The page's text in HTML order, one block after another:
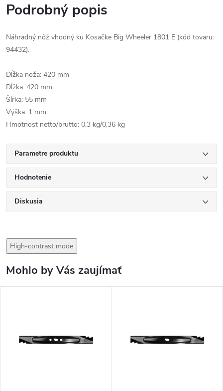
Podrobný popis
Náhradný nôž vhodný ku Kosačke Big Wheeler 1801 E (kód tovaru:
94432).
Dĺžka noža: 420 mm
Dĺžka: 420 mm
Šírka: 55 mm
Výška: 1 mm
Hmotnosť netto/brutto: 0,3 kg/0,36 kg
Parametre produktu
Hodnotenie
Diskusia
High-contrast mode
Mohlo by Vás zaujímať